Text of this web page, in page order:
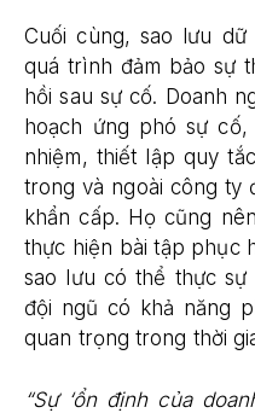
Cuối cùng, sao lưu
quá trình đảm bảo sự
hồi sau sự cố. Doanh
hoạch ứng phó sự
nhiệm, thiết lập quy
trong và ngoài công ty
khẩn cấp. Họ cũng
thực hiện bài tập phục
sao lưu có thể thực
đội ngũ có khả năng
quan trọng trong thời
“Sự ‘ổn định của